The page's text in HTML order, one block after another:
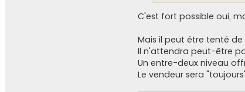
C'est fort possible oui,
Mais il peut être tenté
Il n'attendra peut-être
Un entre-deux niveau
Le vendeur sera